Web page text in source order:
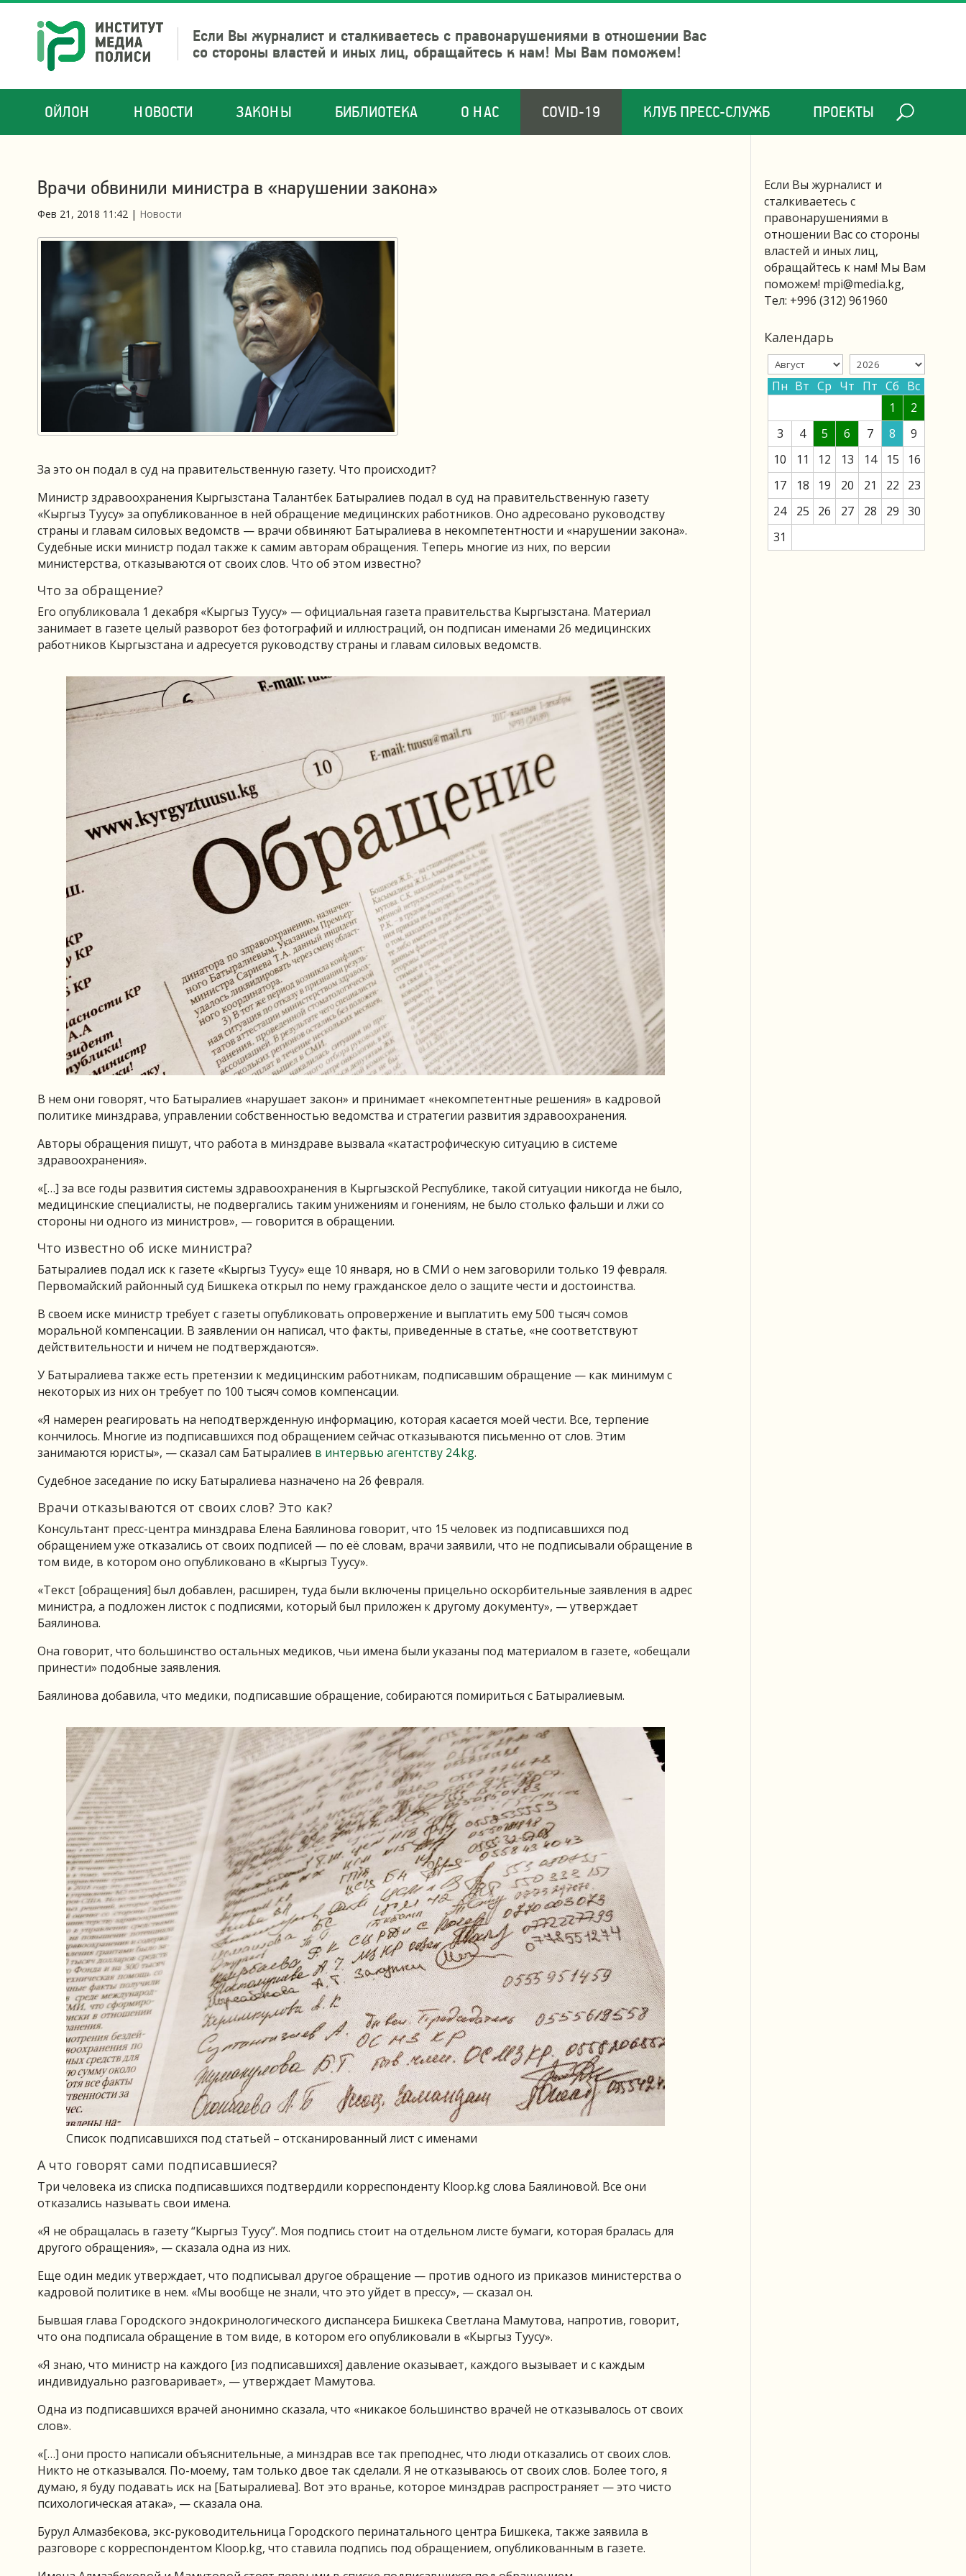
Если Вы журналист и сталкиваетесь с правонарушениями в отношении Вас
со стороны властей и иных лиц, обращайтесь к нам! Мы Вам поможем!
ОЙЛОН НОВОСТИ ЗАКОНЫ БИБЛИОТЕКА О НАС COVID-19 КЛУБ ПРЕСС-СЛУЖБ ПРОЕКТЫ
Врачи обвинили министра в «нарушении закона»
Фев 21, 2018 11:42 | Новости
За это он подал в суд на правительственную газету. Что происходит?
Министр здравоохранения Кыргызстана Талантбек Батыралиев подал в суд на правительственную газету
«Кыргыз Туусу» за опубликованное в ней обращение медицинских работников. Оно адресовано руководству
страны и главам силовых ведомств — врачи обвиняют Батыралиева в некомпетентности и «нарушении закона».
Судебные иски министр подал также к самим авторам обращения. Теперь многие из них, по версии
министерства, отказываются от своих слов. Что об этом известно?
Что за обращение?
Его опубликовала 1 декабря «Кыргыз Туусу» — официальная газета правительства Кыргызстана. Материал
занимает в газете целый разворот без фотографий и иллюстраций, он подписан именами 26 медицинских
работников Кыргызстана и адресуется руководству страны и главам силовых ведомств.
В нем они говорят, что Батыралиев «нарушает закон» и принимает «некомпетентные решения» в кадровой
политике минздрава, управлении собственностью ведомства и стратегии развития здравоохранения.
Авторы обращения пишут, что работа в минздраве вызвала «катастрофическую ситуацию в системе
здравоохранения».
«[…] за все годы развития системы здравоохранения в Кыргызской Республике, такой ситуации никогда не было,
медицинские специалисты, не подвергались таким унижениям и гонениям, не было столько фальши и лжи со
стороны ни одного из министров», — говорится в обращении.
Что известно об иске министра?
Батыралиев подал иск к газете «Кыргыз Туусу» еще 10 января, но в СМИ о нем заговорили только 19 февраля.
Первомайский районный суд Бишкека открыл по нему гражданское дело о защите чести и достоинства.
В своем иске министр требует с газеты опубликовать опровержение и выплатить ему 500 тысяч сомов
моральной компенсации. В заявлении он написал, что факты, приведенные в статье, «не соответствуют
действительности и ничем не подтверждаются».
У Батыралиева также есть претензии к медицинским работникам, подписавшим обращение — как минимум с
некоторых из них он требует по 100 тысяч сомов компенсации.
«Я намерен реагировать на неподтвержденную информацию, которая касается моей чести. Все, терпение
кончилось. Многие из подписавшихся под обращением сейчас отказываются письменно от слов. Этим
занимаются юристы», — сказал сам Батыралиев в интервью агентству 24.kg.
Судебное заседание по иску Батыралиева назначено на 26 февраля.
Врачи отказываются от своих слов? Это как?
Консультант пресс-центра минздрава Елена Баялинова говорит, что 15 человек из подписавшихся под
обращением уже отказались от своих подписей — по её словам, врачи заявили, что не подписывали обращение в
том виде, в котором оно опубликовано в «Кыргыз Туусу».
«Текст [обращения] был добавлен, расширен, туда были включены прицельно оскорбительные заявления в адрес
министра, а подложен листок с подписями, который был приложен к другому документу», — утверждает
Баялинова.
Она говорит, что большинство остальных медиков, чьи имена были указаны под материалом в газете, «обещали
принести» подобные заявления.
Баялинова добавила, что медики, подписавшие обращение, собираются помириться с Батыралиевым.
Список подписавшихся под статьей – отсканированный лист с именами
А что говорят сами подписавшиеся?
Три человека из списка подписавшихся подтвердили корреспонденту Kloop.kg слова Баялиновой. Все они
отказались называть свои имена.
«Я не обращалась в газету “Кыргыз Туусу”. Моя подпись стоит на отдельном листе бумаги, которая бралась для
другого обращения», — сказала одна из них.
Еще один медик утверждает, что подписывал другое обращение — против одного из приказов министерства о
кадровой политике в нем. «Мы вообще не знали, что это уйдет в прессу», — сказал он.
Бывшая глава Городского эндокринологического диспансера Бишкека Светлана Мамутова, напротив, говорит,
что она подписала обращение в том виде, в котором его опубликовали в «Кыргыз Туусу».
«Я знаю, что министр на каждого [из подписавшихся] давление оказывает, каждого вызывает и с каждым
индивидуально разговаривает», — утверждает Мамутова.
Одна из подписавшихся врачей анонимно сказала, что «никакое большинство врачей не отказывалось от своих
слов».
«[…] они просто написали объяснительные, а минздрав все так преподнес, что люди отказались от своих слов.
Никто не отказывался. По-моему, там только двое так сделали. Я не отказываюсь от своих слов. Более того, я
думаю, я буду подавать иск на [Батыралиева]. Вот это вранье, которое минздрав распространяет — это чисто
психологическая атака», — сказала она.
Бурул Алмазбекова, экс-руководительница Городского перинатального центра Бишкека, также заявила в
разговоре с корреспондентом Kloop.kg, что ставила подпись под обращением, опубликованным в газете.
Если Вы журналист и
сталкиваетесь с
правонарушениями в
отношении Вас со стороны
властей и иных лиц,
обращайтесь к нам! Мы Вам
поможем! mpi@media.kg,
Тел: +996 (312) 961960
Календарь
Пн Вт Ср Чт Пт Сб Вс
1
2
3
4 5 6 7 8
9
10
11 12 13 14 15
16
17
18 19 20 21 22
23
24
25 26 27 28 29 30
31